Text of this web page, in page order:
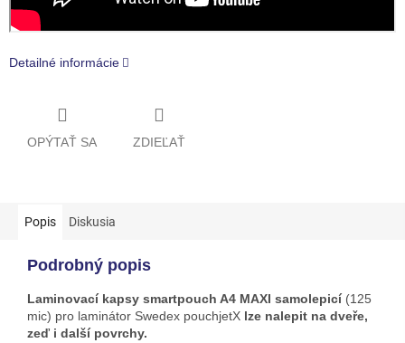
Detailné informácie
OPÝTAŤ SA ZDIEĽAŤ
Popis Diskusia
Podrobný popis
Laminovací kapsy smartpouch A4 MAXI samolepicí(125
mic) pro laminátor Swedex pouchjetX lze nalepit na dveře,
zeď i další povrchy.